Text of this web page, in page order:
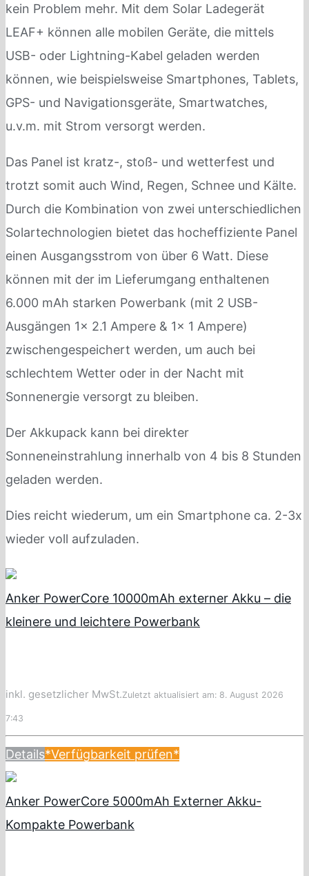
kein Problem mehr. Mit dem Solar Ladegerät
LEAF+ können alle mobilen Geräte, die mittels
USB- oder Lightning-Kabel geladen werden
können, wie beispielsweise Smartphones, Tablets,
GPS- und Navigationsgeräte, Smartwatches,
u.v.m. mit Strom versorgt werden.
Das Panel ist kratz-, stoß- und wetterfest und
trotzt somit auch Wind, Regen, Schnee und Kälte.
Durch die Kombination von zwei unterschiedlichen
Solartechnologien bietet das hocheffiziente Panel
einen Ausgangsstrom von über 6 Watt. Diese
können mit der im Lieferumgang enthaltenen
6.000 mAh starken Powerbank (mit 2 USB-
Ausgängen 1x 2.1 Ampere & 1x 1 Ampere)
zwischengespeichert werden, um auch bei
schlechtem Wetter oder in der Nacht mit
Sonnenergie versorgt zu bleiben.
Der Akkupack kann bei direkter
Sonneneinstrahlung innerhalb von 4 bis 8 Stunden
geladen werden.
Dies reicht wiederum, um ein Smartphone ca. 2-3x
wieder voll aufzuladen.
Anker PowerCore 10000mAh externer Akku – die
kleinere und leichtere Powerbank
inkl. gesetzlicher MwSt.Zuletzt aktualisiert am: 8. August 2026
7:43
Details*Verfügbarkeit prüfen*
Anker PowerCore 5000mAh Externer Akku-
Kompakte Powerbank